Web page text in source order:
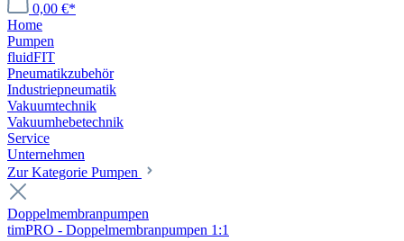
0,00 €*
Home
Pumpen
fluidFIT
Pneumatikzubehör
Industriepneumatik
Vakuumtechnik
Vakuumhebetechnik
Service
Unternehmen
Zur Kategorie Pumpen
Doppelmembranpumpen
timPRO - Doppelmembranpumpen 1:1